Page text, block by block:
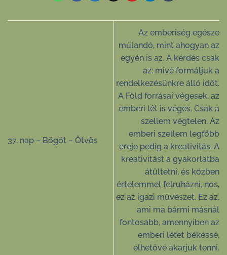
37. nap – Bögöt – Ötvös
Az emberiség egésze
múlandó, mint ahogyan az
egyén is az. A kérdés csak
az: mivé formáljuk a
rendelkezésünkre álló időt.
A Föld forrásai végesek, az
emberi lét is véges. Csak a
szellem végtelen. Az
emberi szellem legfőbb
ereje pedig a kreativitás. A
kreativitást a gyakorlatba
átültetni, és közben
értelemmel felruházni, nos,
ez az igazi művészet. Ez az,
ami ma bármi másnál
fontosabb, amennyiben az
emberi létet békéssé,
élhetővé akarjuk tenni.